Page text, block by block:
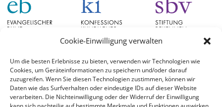
Cookie-Einwilligung verwalten
Um die besten Erlebnisse zu bieten, verwenden wir Technologien wie
Cookies, um Geräteinformationen zu speichern und/oder darauf
zuzugreifen. Wenn Sie diesen Technologien zustimmen, können wir
Daten wie das Surfverhalten oder eindeutige IDs auf dieser Website
verarbeiten. Die Nichteinwilligung oder der Widerruf der Einwilligung
Schlagwörter
#aufgetischt Christian Schad Diskussion EB Bayern EB Hessen Evangelische